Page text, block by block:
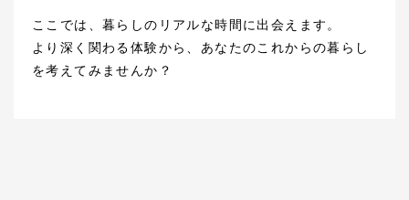
ここでは、暮らしのリアルな時間に出会えます。
より深く関わる体験から、あなたのこれからの暮らし
を考えてみませんか？